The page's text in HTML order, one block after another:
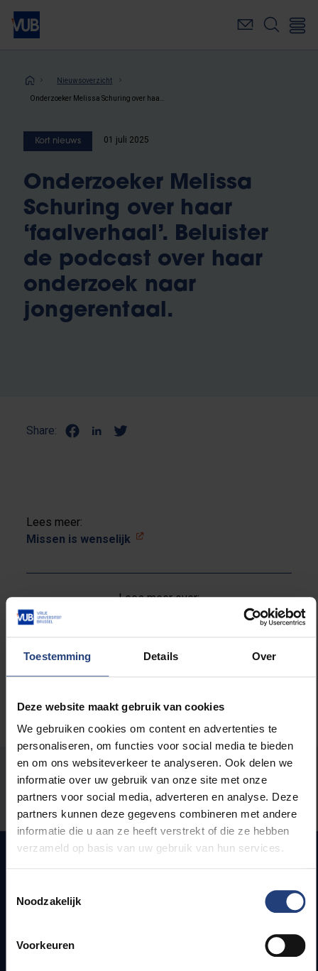
Toestemming Details Over
Deze website maakt gebruik van cookies
We gebruiken cookies om content en advertenties te
personaliseren, om functies voor social media te bieden
en om ons websiteverkeer te analyseren. Ook delen we
informatie over uw gebruik van onze site met onze
partners voor social media, adverteren en analyse. Deze
partners kunnen deze gegevens combineren met andere
informatie die u aan ze heeft verstrekt of die ze hebben
verzameld op basis van uw gebruik van hun services.
Noodzakelijk
Voorkeuren
Overslaan
naar
inhoudKruimelpad
Nieuwsoverzicht
Kort nieuws 01 juli 2025
Onderzoeker Melissa
Schuring over haar
‘faalverhaal’. Beluister
de podcast over haar
onderzoek naar
jongerentaal.
Share:
Lees meer:
Missen is wenselijk
Lees meer over:
Wetenschap en onderzoek
Stond er een fout op deze pagina?
Laat het ons weten
Jobs